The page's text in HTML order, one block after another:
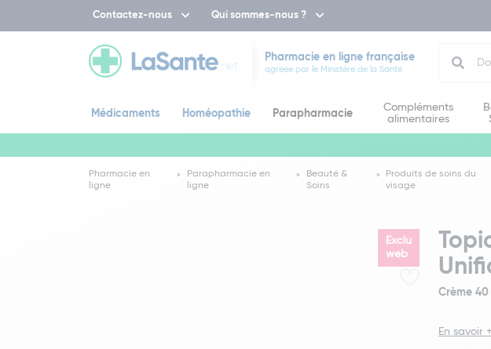
Contactez-nous Qui sommes-nous ?
Pharmacie en ligne française
agréée par le Ministère de la Santé
Médicaments Homéopathie Parapharmacie
Compléments
alimentaires
Pharmacie en
ligne
Parapharmacie en
ligne
Beauté &
Soins
Produits de soins du
visage
Exclu
web
Crème 40
En savoir +